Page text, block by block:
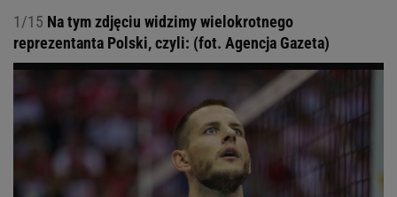
1/15 Na tym zdjęciu widzimy wielokrotnego
reprezentanta Polski, czyli: (fot. Agencja Gazeta)